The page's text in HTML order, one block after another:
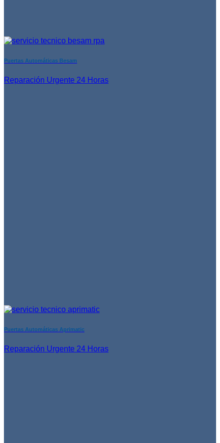
Puertas Automáticas Besam
Reparación Urgente 24 Horas
Puertas Automáticas Aprimatic
Reparación Urgente 24 Horas